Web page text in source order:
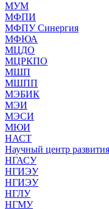
МУМ
МФПИ
МФПУ Синергия
МФЮА
МЦДО
МЦРКПО
МШП
МШПП
МЭБИК
МЭИ
МЭСИ
МЮИ
НАСТ
Научный центр
НГАСУ
НГИЭУ
НГИЭУ
НГЛУ
НГМУ